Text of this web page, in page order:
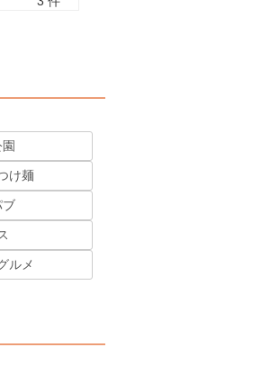
け麺
ブ
ルメ